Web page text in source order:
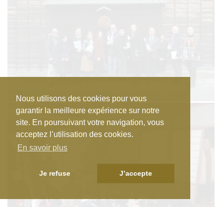
Nous utilisons des cookies pour vous
garantir la meilleure expérience sur notre
site. En poursuivant votre navigation, vous
acceptez l’utilisation des cookies.
En savoir plus
Je refuse J’accepte